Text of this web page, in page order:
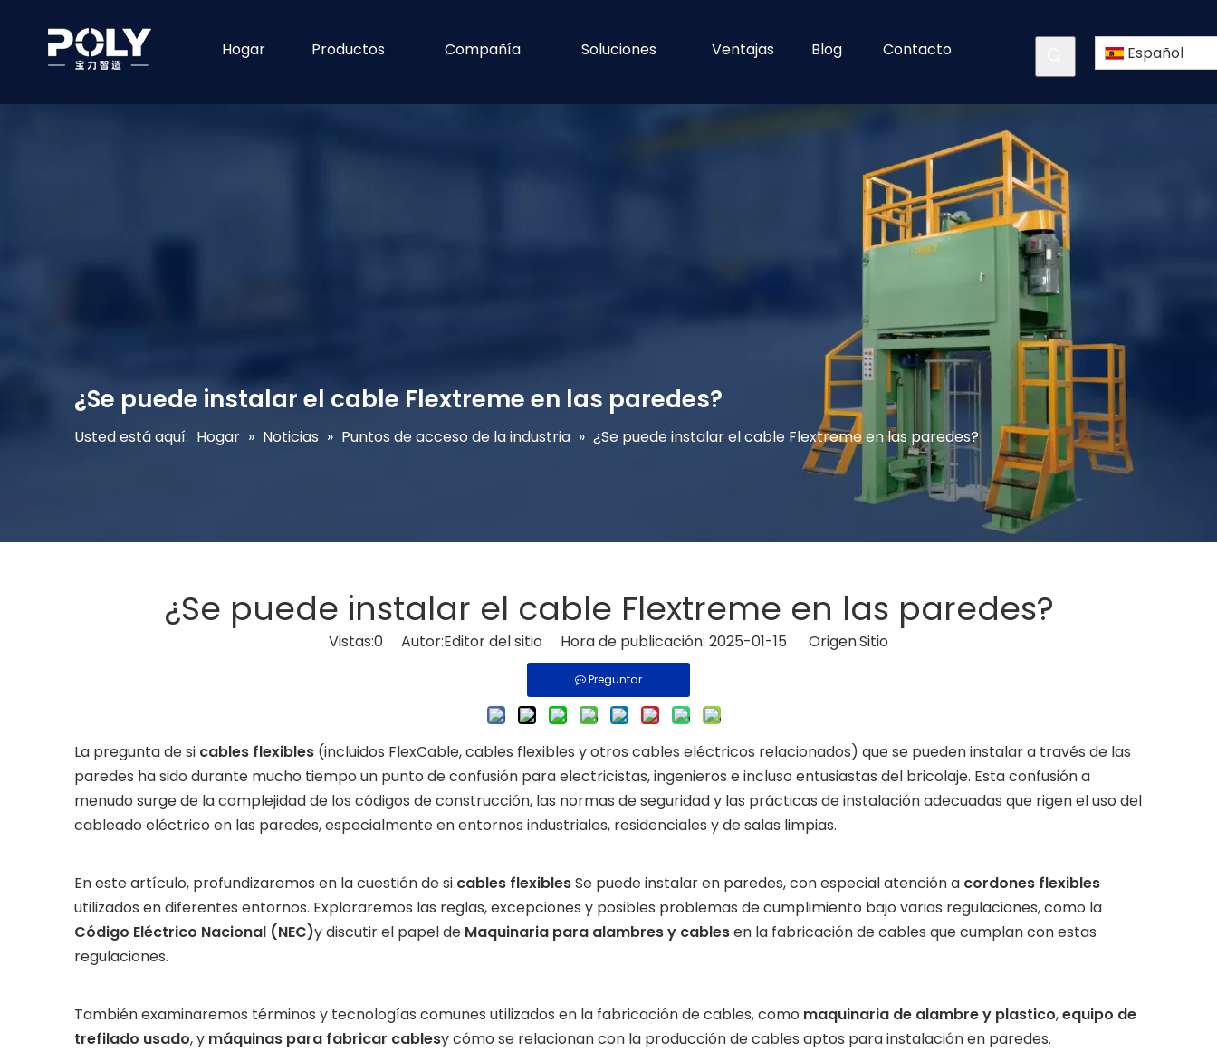
Hogar Productos Compañía Soluciones Ventajas Blog Contacto Español
¿Se puede instalar el cable Flextreme en las paredes?
Usted está aquí: Hogar » Noticias » Puntos de acceso de la industria » ¿Se puede instalar el cable Flextreme en las paredes?
¿Se puede instalar el cable Flextreme en las paredes?
Vistas:0 Autor:Editor del sitio Hora de publicación: 2025-01-15 Origen:Sitio
Preguntar
La pregunta de si cables flexibles (incluidos FlexCable, cables flexibles y otros cables eléctricos relacionados) que se pueden instalar a través de las
paredes ha sido durante mucho tiempo un punto de confusión para electricistas, ingenieros e incluso entusiastas del bricolaje. Esta confusión a
menudo surge de la complejidad de los códigos de construcción, las normas de seguridad y las prácticas de instalación adecuadas que rigen el uso del
cableado eléctrico en las paredes, especialmente en entornos industriales, residenciales y de salas limpias.
En este artículo, profundizaremos en la cuestión de si cables flexiblesSe puede instalar en paredes, con especial atención a cordones flexibles
utilizados en diferentes entornos. Exploraremos las reglas, excepciones y posibles problemas de cumplimiento bajo varias regulaciones, como la
Código Eléctrico Nacional (NEC)y discutir el papel de Maquinaria para alambres y cablesen la fabricación de cables que cumplan con estas
regulaciones.
También examinaremos términos y tecnologías comunes utilizados en la fabricación de cables, como maquinaria de alambre y plastico,equipo de
trefilado usado, y máquinas para fabricar cablesy cómo se relacionan con la producción de cables aptos para instalación en paredes.